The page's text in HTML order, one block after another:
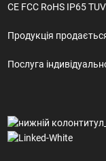
CE FCC RoHS IP65
Продукція
Послуга